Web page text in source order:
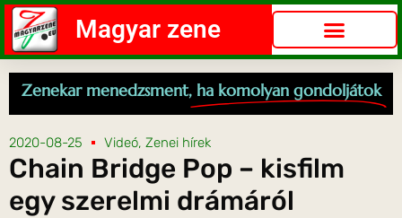
Magyar zene
Zenekar menedzsment, ha komolyan gondoljátok
2020-08-25 Videó, Zenei hírek
Chain Bridge Pop – kisfilm
egy szerelmi drámáról